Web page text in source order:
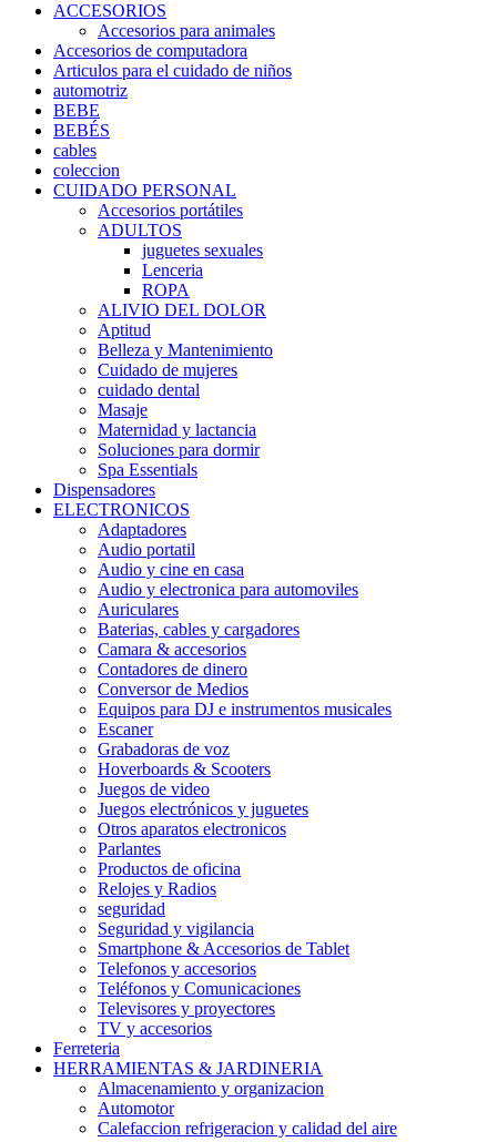
ACCESORIOS
Accesorios para animales
Accesorios de computadora
Articulos para el cuidado de niños
automotriz
BEBE
BEBÉS
cables
coleccion
CUIDADO PERSONAL
Accesorios portátiles
ADULTOS
juguetes sexuales
Lenceria
ROPA
ALIVIO DEL DOLOR
Aptitud
Belleza y Mantenimiento
Cuidado de mujeres
cuidado dental
Masaje
Maternidad y lactancia
Soluciones para dormir
Spa Essentials
Dispensadores
ELECTRONICOS
Adaptadores
Audio portatil
Audio y cine en casa
Audio y electronica para automoviles
Auriculares
Baterias, cables y cargadores
Camara & accesorios
Contadores de dinero
Conversor de Medios
Equipos para DJ e instrumentos musicales
Escaner
Grabadoras de voz
Hoverboards & Scooters
Juegos de video
Juegos electrónicos y juguetes
Otros aparatos electronicos
Parlantes
Productos de oficina
Relojes y Radios
seguridad
Seguridad y vigilancia
Smartphone & Accesorios de Tablet
Telefonos y accesorios
Teléfonos y Comunicaciones
Televisores y proyectores
TV y accesorios
Ferreteria
HERRAMIENTAS & JARDINERIA
Almacenamiento y organizacion
Automotor
Calefaccion refrigeracion y calidad del aire